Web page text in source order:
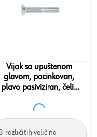
Vijak sa upuštenom
glavom, pocinkovan,
plavo pasiviziran, čelik
različitih veličina